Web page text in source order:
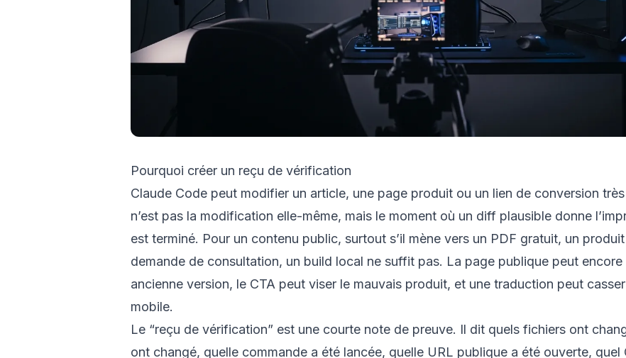
Pourquoi créer un reçu de vérification
Claude Code peut modifier un article, une page produit ou un lien de conversion
n’est pas la modification elle-même, mais le moment où un diff plausible donne
est terminé. Pour un contenu public, surtout s’il mène vers un PDF gratuit, un
demande de consultation, un build local ne suffit pas. La page publique peut encore
ancienne version, le CTA peut viser le mauvais produit, et une traduction peut
mobile.
Le “reçu de vérification” est une courte note de preuve. Il dit quels fichiers ont
ont changé, quelle commande a été lancée, quelle URL publique a été ouverte, quel